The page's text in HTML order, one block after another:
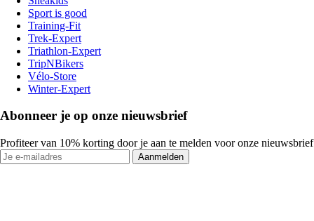
Sport is good
Training-Fit
Trek-Expert
Triathlon-Expert
TripNBikers
Vélo-Store
Winter-Expert
Abonneer je op onze nieuwsbrief
Profiteer van 10% korting door je aan te melden voor onze nieuwsbrief
Aanmelden